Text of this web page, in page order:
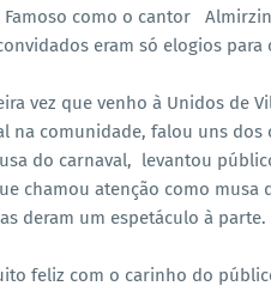
como o cantor
eram só elogios
vez que venho à Unidos de
na comunidade, falou uns dos
do carnaval, levantou
chamou atenção como musa
deram um espetáculo à parte.
feliz com o carinho do